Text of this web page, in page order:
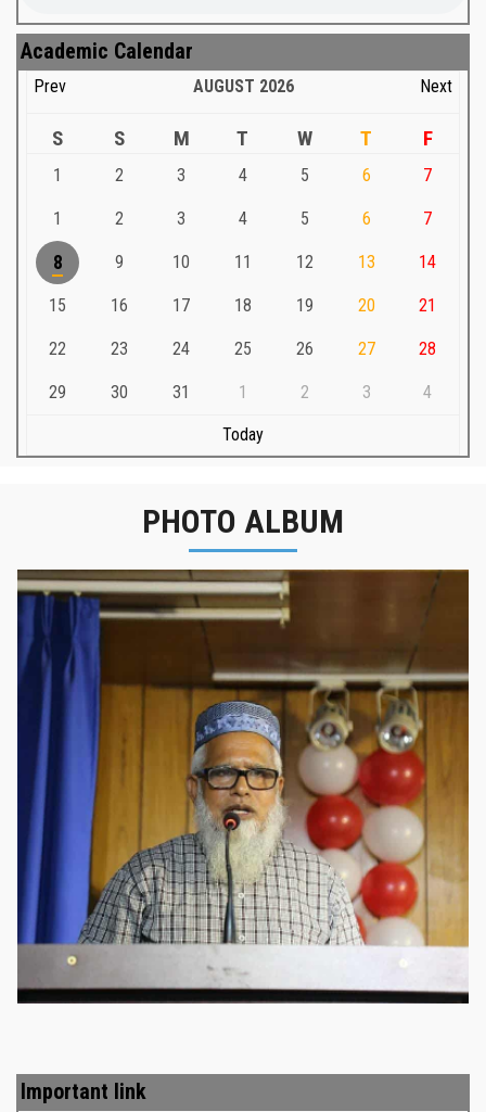
Academic Calendar
Prev AUGUST 2026 Next
S S M T W T F
1 2 3 4 5 6 7
1 2 3 4 5 6 7
8 9 10 11 12 13 14
15 16 17 18 19 20 21
22 23 24 25 26 27 28
29 30 31 1 2 3 4
Today
PHOTO ALBUM
নবীনবরণ - ২০২৫
Important link